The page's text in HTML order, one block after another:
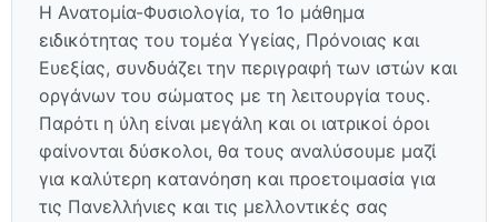
Η Ανατομία-Φυσιολογία, το 1ο μάθημα
ειδικότητας του τομέα Υγείας, Πρόνοιας και
Ευεξίας, συνδυάζει την περιγραφή των ιστών και
οργάνων του σώματος με τη λειτουργία τους.
Παρότι η ύλη είναι μεγάλη και οι ιατρικοί όροι
φαίνονται δύσκολοι, θα τους αναλύσουμε μαζί
για καλύτερη κατανόηση και προετοιμασία για
τις Πανελλήνιες και τις μελλοντικές σας